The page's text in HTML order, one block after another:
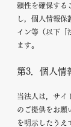
頼性を確保する
し，個人情報保
イン等（以下「
ます。
第3．個人情
当法人は，サイ
のご提供をお願
を明示したうえ